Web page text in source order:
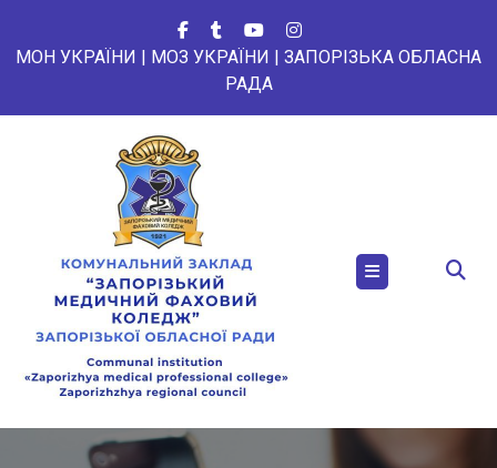
вмісту
МОН УКРАЇНИ | МОЗ УКРАЇНИ | ЗАПОРІЗЬКА ОБЛАСНА
РАДА